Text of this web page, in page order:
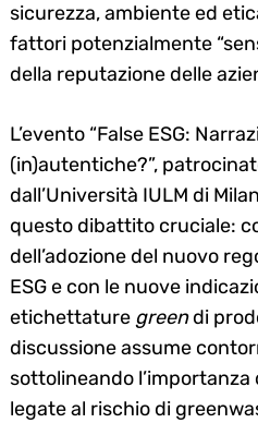
sicurezza, ambiente ed
fattori potenzialmente
della reputazione delle
L’evento “False ESG:
(in)autentiche?”,
dall’Università IULM di
questo dibattito cruciale:
dell’adozione del nuovo
ESG e con le nuove
etichettature greendi
discussione assume
sottolineando
legate al rischio di